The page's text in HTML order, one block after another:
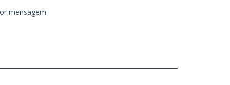
mensagem.